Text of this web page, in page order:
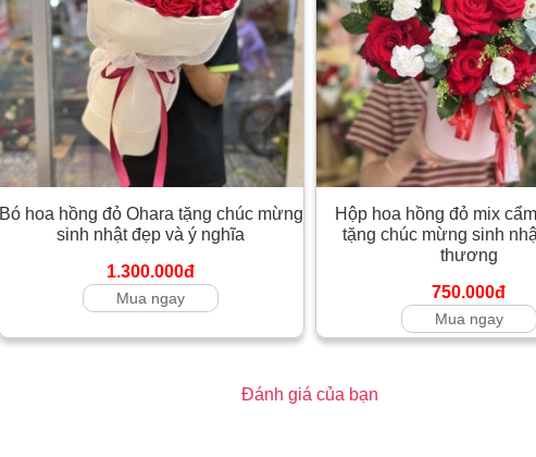
Bó hoa hồng đỏ Ohara tặng chúc mừng
sinh nhật đẹp và ý nghĩa
1.300.000đ
Mua ngay
Hộp hoa hồng đỏ mix
tặng chúc mừng sinh
thương
750.000đ
Mua ngay
Đánh giá của bạn